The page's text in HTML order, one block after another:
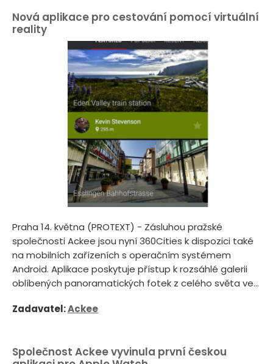
Nová aplikace pro cestování pomocí virtuální
reality
Praha 14. května (PROTEXT) - Zásluhou pražské
společnosti Ackee jsou nyní 360Cities k dispozici také
na mobilních zařízeních s operačním systémem
Android. Aplikace poskytuje přístup k rozsáhlé galerii
oblíbených panoramatických fotek z celého světa ve...
Zadavatel:Ackee
Společnost Ackee vyvinula první českou